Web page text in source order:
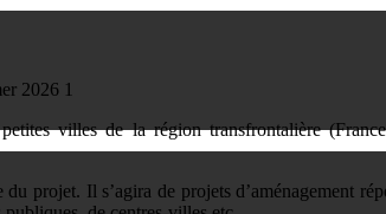
villes de la région transfrontalière
projet. Il s’agira de projets d’aménagement